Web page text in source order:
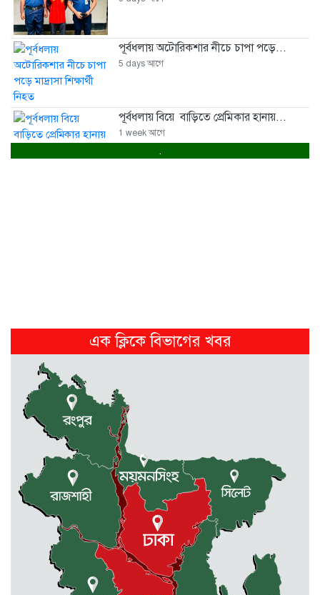
পূর্বধলায় অটোরিকশার নীচে চাপা পড়ে...
5 days আগে
পূর্বধলায় বিয়ে বাড়িতে প্রেমিকার হানায়...
1 week আগে
ফ্যাসিস্টের দোসর চুপ্পুকে গ্রেফতার করে...
2 weeks আগে
গৌরীপুরের কালীপুর ছোট তরফ
জমিদারবাড়ির...
2 weeks আগে
.
এক ক্লিকে বিভাগের খবর